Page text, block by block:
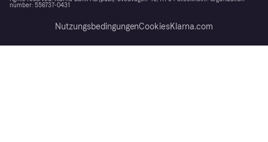
number: 556737-0431
NutzungsbedingungenCookiesKlarna.com